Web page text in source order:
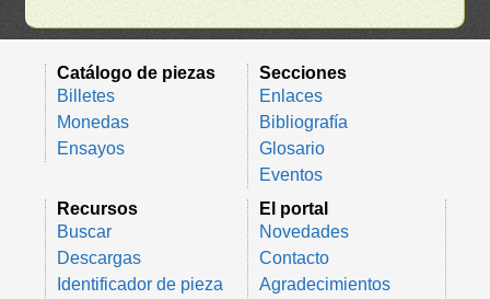
Catálogo de piezas
Billetes
Monedas
Ensayos
Secciones
Enlaces
Bibliografía
Glosario
Eventos
Recursos
Buscar
Descargas
Identificador de pieza
El portal
Novedades
Contacto
Agradecimientos